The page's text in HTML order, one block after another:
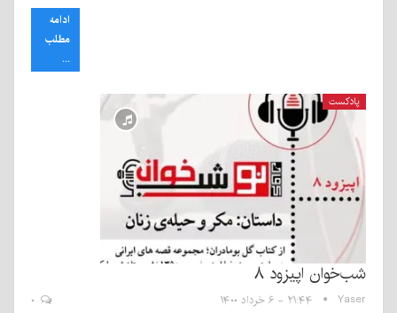
ادامه
مطلب
...
پادکست
شب‌خوان اپیزود ۸
Yaser ۲۱:۴۴ - ۶ خرداد ۱۴۰۰